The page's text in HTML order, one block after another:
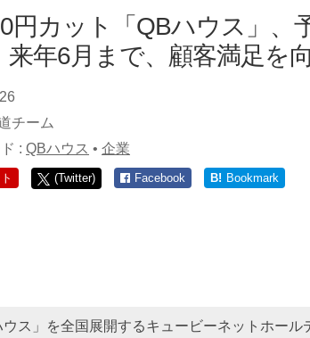
円カット「QBハウス」、
年6月まで、顧客満足を
チーム
: QBハウス • 企業
(Twitter) Facebook B! Bookmark
ウス」を全国展開するキュービーネットホー